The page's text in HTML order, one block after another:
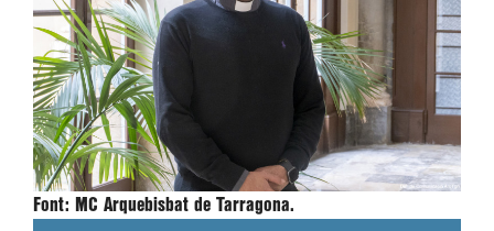
Font: MC Arquebisbat de Tarragona.